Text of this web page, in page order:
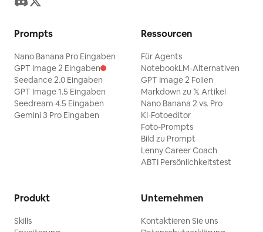
Prompts
Nano Banana Pro Eingaben
GPT Image 2 Eingaben
Seedance 2.0 Eingaben
GPT Image 1.5 Eingaben
Seedream 4.5 Eingaben
Gemini 3 Pro Eingaben
Ressourcen
Für Agents
NotebookLM-Alternativen
GPT Image 2 Folien
Markdown zu 𝕏 Artikel
Nano Banana 2 vs. Pro
KI-Fotoeditor
Foto-Prompts
Bild zu Prompt
Lenny Career Coach
ABTI Persönlichkeitstest
Produkt
Skills
Unternehmen
Kontaktieren Sie uns